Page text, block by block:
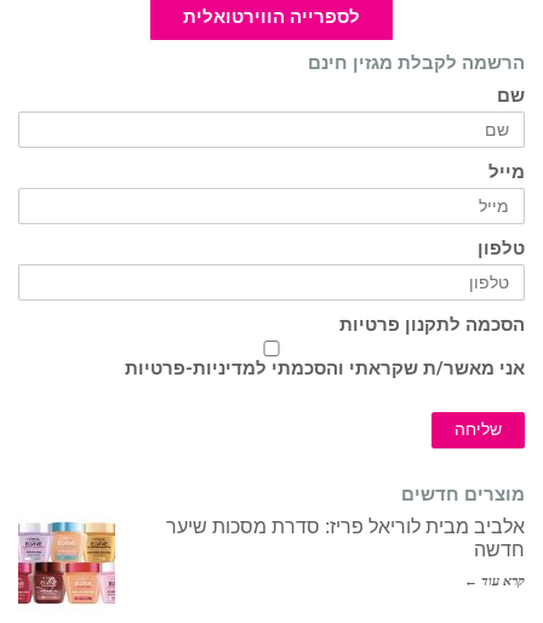
לספרייה הווירטואלית
הרשמה לקבלת מגזין חינם
שם
מייל
טלפון
הסכמה לתקנון פרטיות
אני מאשר/ת שקראתי והסכמתי למדיניות-פרטיות
שליחה
מוצרים חדשים
אלביב מבית לוריאל פריז: סדרת מסכות שיער
חדשה
קרא עוד ←